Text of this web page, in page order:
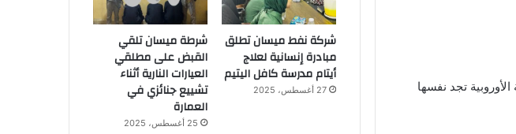
تجد نفسها
شركة نفط ميسان تطلق
مبادرة إنسانية لعلاج
أيتام مدرسة كافل اليتيم
27 أغسطس، 2025
شرطة ميسان تلقي
القبض على مطلقي
العيارات النارية أثناء
تشييع جنائزي في
العمارة
25 أغسطس، 2025